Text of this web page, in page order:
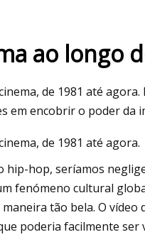
Gilbert e a
impulsionam
vitória consecutiva
ao longo
de 1981 até
em encobrir o poder da
de 1981 até agora.
hip-hop, seríamos
fenómeno cultural
tão bela. O vídeo
poderia facilmente